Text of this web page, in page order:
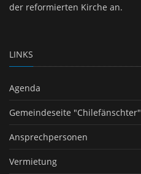
der reformierten Kirche an.
LINKS
Agenda
Gemeindeseite "Chilefänschter"
Ansprechpersonen
Vermietung